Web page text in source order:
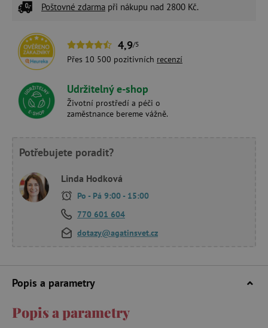
Poštovné zdarma při nákupu nad 2800 Kč.
4,9/5
Přes 10 500 pozitivních recenzí
Udržitelný e-shop
Životní prostředí a péči o
zaměstnance bereme vážně.
Potřebujete poradit?
Linda Hodková
Po - Pá 9:00 - 15:00
770 601 604
dotazy@agatinsvet.cz
Popis a parametry
Popis a parametry